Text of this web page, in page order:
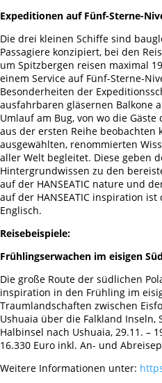
Expeditionen auf Fünf-Sterne-
Die drei kleinen Schiffe sind
Passagiere konzipiert, bei den
um Spitzbergen reisen maximal
einem Service auf Fünf-Sterne-
Besonderheiten der
ausfahrbaren gläsernen Balkone
Umlauf am Bug, von wo die
aus der ersten Reihe beobachten
ausgewählten, renommierten
aller Welt begleitet. Diese geben
Hintergrundwissen zu den
auf der HANSEATIC nature und
auf der HANSEATIC inspiration
Englisch.
Reisebeispiele:
Frühlingserwachen im eisigen
Die große Route der südlichen
inspiration in den Frühling im
Traumlandschaften zwischen
Ushuaia über die Falkland Inseln,
Halbinsel nach Ushuaia, 29.11. –
16.330 Euro inkl. An- und
Weitere Informationen unter: